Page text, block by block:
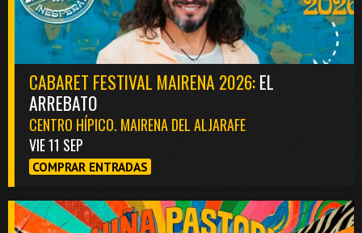
CABARET FESTIVAL MAIRENA 2026:EL
ARREBATO
CENTRO HÍPICO. MAIRENA DEL ALJARAFE
VIE 11 SEP
COMPRAR ENTRADAS